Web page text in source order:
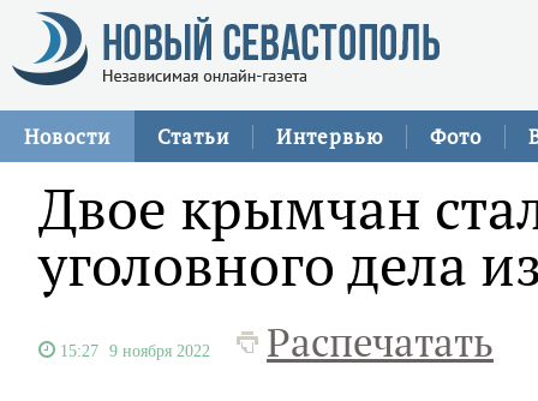
Новости Статьи Интервью Фото
Двое крымчан
уголовного дела
15:27 9 ноября 2022 Распечатать